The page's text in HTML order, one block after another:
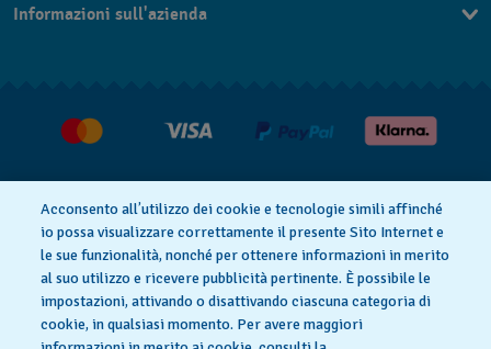
Condizioni di vendita
Diritto di recesso
Informazioni sull'azienda
Informativa sulla privacy Cookies
Acconsento all’utilizzo dei cookie e tecnologie simili affinché
io possa visualizzare correttamente il presente Sito Internet e
le sue funzionalità, nonché per ottenere informazioni in merito
al suo utilizzo e ricevere pubblicità pertinente. È possibile le
impostazioni, attivando o disattivando ciascuna categoria di
cookie, in qualsiasi momento. Per avere maggiori